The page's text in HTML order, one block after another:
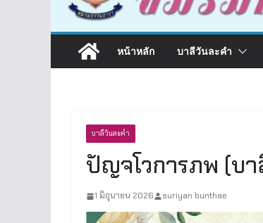
หน้าหลัก บาลีวันละคำ
บาลีวันละคำ
ปัญจโวการภพ (บา
1 มิถุนายน 2026 suriyan bunthae